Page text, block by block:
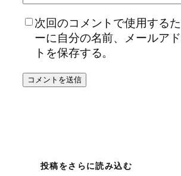
次回のコメントで使用する
ーに自分の名前、メールア
トを保存する。
投稿をさらに読み込む